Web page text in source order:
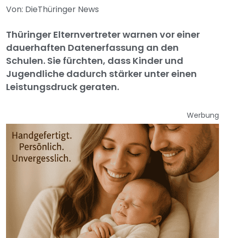
Von: DieThüringer News
Thüringer Elternvertreter warnen vor einer
dauerhaften Datenerfassung an den
Schulen. Sie fürchten, dass Kinder und
Jugendliche dadurch stärker unter einen
Leistungsdruck geraten.
Werbung